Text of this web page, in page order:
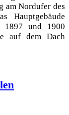
am Nordufer des
Hauptgebäude
1897 und 1900
auf dem Dach